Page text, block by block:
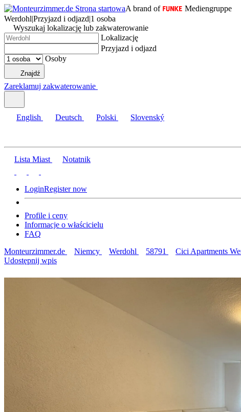
A brand of
Mediengruppe
Werdohl|Przyjazd i odjazd|1 osoba
Wyszukaj lokalizację lub zakwaterowanie
Lokalizację
Przyjazd i odjazd
Osoby
Znajdź
Zareklamuj zakwaterowanie
English Deutsch Polski Slovenský
Lista Miast Notatnik
LoginRegister now
Profile i ceny
Informacje o właścicielu
FAQ
Monteurzimmer.de
Niemcy Werdohl 58791
Cici Apartments
Udostępnij wpis